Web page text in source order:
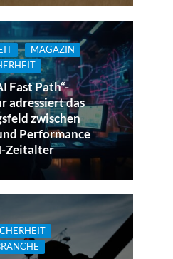
MAGAZIN
Fast Path“-
adressiert das
zwischen
Performance
Zeitalter